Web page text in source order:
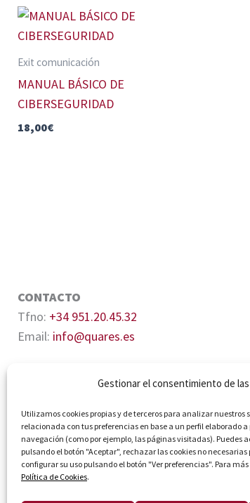
Gestionar el consentimiento de
Utilizamos cookies propias y de terceros para analizar
relacionada con tus preferencias en base a un perfil elaborado
navegación (como por ejemplo, las páginas visitadas). Puedes
pulsando el botón "Aceptar", rechazar las cookies no
configurar su uso pulsando el botón "Ver preferencias". Para
Política de Cookies.
Exit comunicación
MANUAL BÁSICO DE
CIBERSEGURIDAD
18,00€
CONTACTO
Tfno: +34 951.20.45.32
Email: info@quares.es
© Quares 2026 Todos los derechos reservados